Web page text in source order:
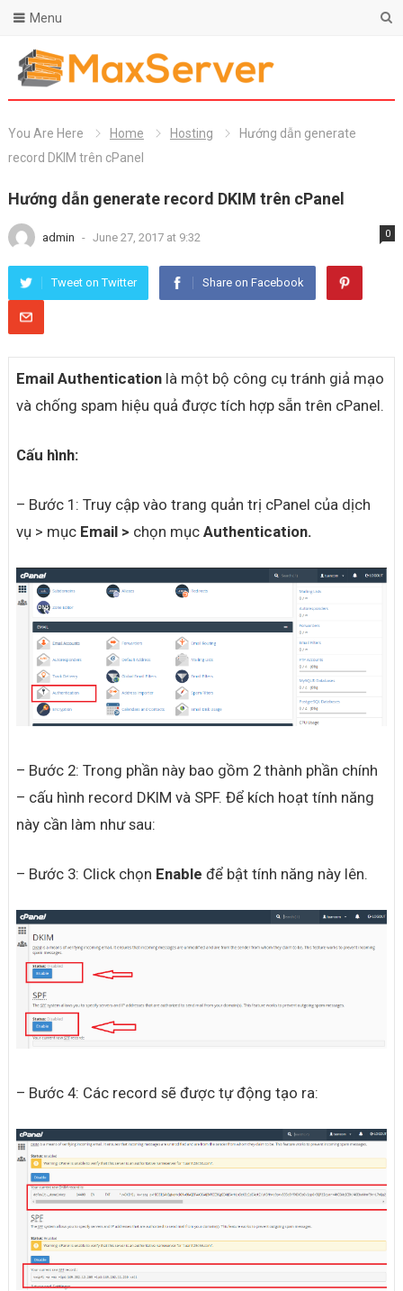
Menu
You Are Here Home Hosting
Hướng dẫn generate
record DKIM trên cPanel
Hướng dẫn generate record DKIM trên cPanel
admin - June 27, 2017 at 9:32 0
Tweet on Twitter Share on Facebook
Email Authenticationlà một bộ công cụ tránh giả mạo
và chống spam hiệu quả được tích hợp sẵn trên cPanel.
Cấu hình:
– Bước 1: Truy cập vào trang quản trị cPanel của dịch
vụ > mục Email > chọn mục Authentication.
– Bước 2: Trong phần này bao gồm 2 thành phần chính
– cấu hình record DKIM và SPF. Để kích hoạt tính năng
này cần làm như sau:
– Bước 3: Click chọn Enable để bật tính năng này lên.
– Bước 4: Các record sẽ được tự động tạo ra: